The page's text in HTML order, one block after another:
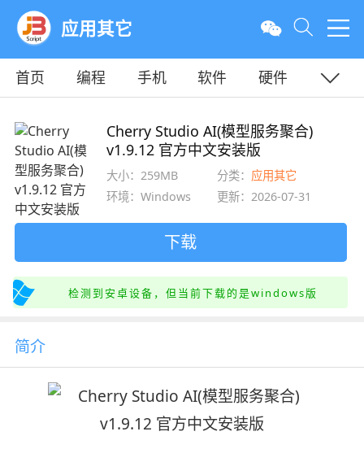
应用其它
首页 编程 手机 软件
硬件
Cherry Studio AI(模型服务聚合)
v1.9.12 官方中文安装版
大小：259MB 分类： 应用其它
环境：Windows
更新：2026-07-31
下载
检测到安卓设备，但当前下载的是windows版
简介